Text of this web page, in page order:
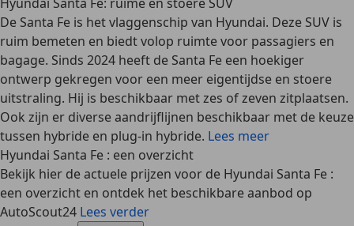
De Santa Fe is het vlaggenschip van Hyundai. Deze SUV is
ruim bemeten en biedt volop ruimte voor passagiers en
bagage. Sinds 2024 heeft de Santa Fe een hoekiger
ontwerp gekregen voor een meer eigentijdse en stoere
uitstraling. Hij is beschikbaar met zes of zeven zitplaatsen.
Ook zijn er diverse aandrijflijnen beschikbaar met de keuze
tussen hybride en plug-in hybride. Lees meer
Hyundai Santa Fe : een overzicht
Bekijk hier de actuele prijzen voor de Hyundai Santa Fe :
een overzicht en ontdek het beschikbare aanbod op
AutoScout24 Lees verder